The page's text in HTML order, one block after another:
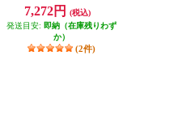
7,272円
(税込)
発送目安: 即納（在庫残りわず
か）
(2件)